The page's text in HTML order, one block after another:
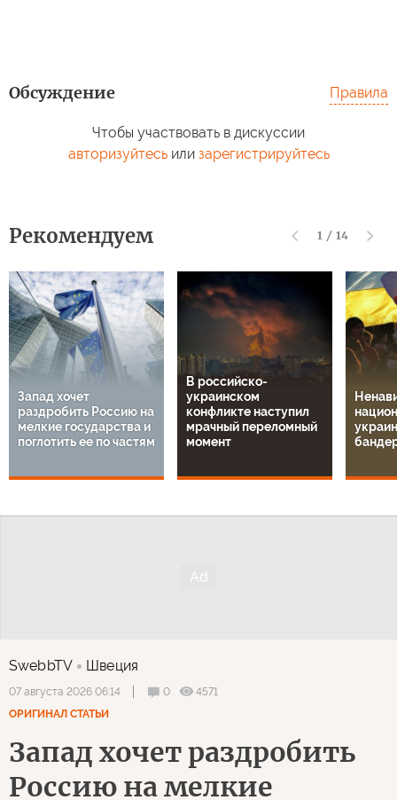
Обсуждение Правила
Чтобы участвовать в дискуссии
авторизуйтесьили зарегистрируйтесь
Рекомендуем 1 / 14
Запад хочет
раздробить Россию на
мелкие государства и
поглотить ее по частям
В российско-
украинском
конфликте наступил
мрачный переломный
момент
SwebbTV Швеция
07 августа 2026 06:14 0
4571
ОРИГИНАЛ СТАТЬИ
Запад хочет раздробить
Россию на мелкие